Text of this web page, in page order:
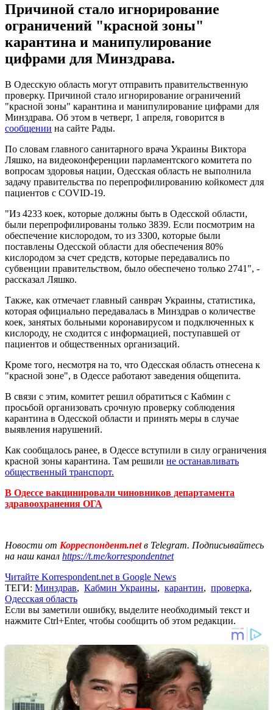
Причиной стало игнорирование
ограничений "красной зоны"
карантина и манипулирование
цифрами для Минздрава.
В Одесскую область могут отправить правительственную
проверку. Причиной стало игнорирование ограничений
"красной зоны" карантина и манипулирование цифрами для
Минздрава. Об этом в четверг, 1 апреля, говорится в
сообщении на сайте Рады.
По словам главного санитарного врача Украины Виктора
Ляшко, на видеоконференции парламентского комитета по
вопросам здоровья нации, Одесская область не выполнила
задачу правительства по перепрофилированию койкомест для
пациентов с COVID-19.
"Из 4233 коек, которые должны быть в Одесской области,
были перепрофилированы только 3839. Если посмотрим на
обеспечение кислородом, то из 3300, которые были
поставлены Одесской области для обеспечения 80%
кислородом за счет средств, которые передавались по
субвенции правительством, было обеспечено только 2741", -
рассказал Ляшко.
Также, как отмечает главный санврач Украины, статистика,
которая официально передавалась в Минздрав о количестве
коек, занятых больными коронавирусом и подключенных к
кислороду, не сходится с информацией, поступавшей от
пациентов и общественных организаций.
Кроме того, несмотря на то, что Одесская область отнесена к
"красной зоне", в Одессе работают заведения общепита.
В связи с этим, комитет решил обратиться с Кабмин с
просьбой организовать срочную проверку соблюдения
карантина в Одесской области и принять меры в случае
выявления нарушений.
Как сообщалось ранее, в Одессе вступили в силу ограничения
красной зоны карантина. Там решили не останавливать
общественный транспорт.
В Одессе вакцинировали чиновников департамента
здравоохранения ОГА
Новости от Корреспондент.netв Telegram. Подписывайтесь
на наш канал https://t.me/korrespondentnet
Читайте Korrespondent.net в Google News
ТЕГИ: Минздрав, Кабмин Украины, карантин, проверка,
Одесская область
Если вы заметили ошибку, выделите необходимый текст и
нажмите Ctrl+Enter, чтобы сообщить об этом редакции.